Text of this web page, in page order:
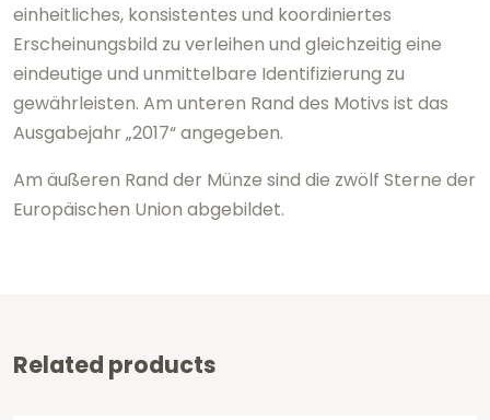
einheitliches, konsistentes und koordiniertes
Erscheinungsbild zu verleihen und gleichzeitig eine
eindeutige und unmittelbare Identifizierung zu
gewährleisten. Am unteren Rand des Motivs ist das
Ausgabejahr „2017“ angegeben.
Am äußeren Rand der Münze sind die zwölf Sterne der
Europäischen Union abgebildet.
Related products